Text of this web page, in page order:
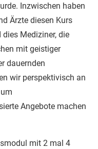
Inzwischen haben
Ärzte diesen Kurs
Mediziner, die
mit geistiger
dauernden
wir perspektivisch an
Angebote machen
mit 2 mal 4